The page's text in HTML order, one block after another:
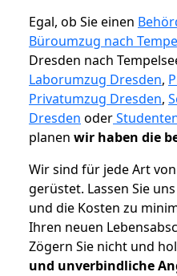
Egal, ob Sie einen
Büroumzug nach
Dresden nach
Laborumzug Dresden,
Privatumzug Dresden,
Dresden oder
planen wir haben die
Wir sind für jede Art
gerüstet. Lassen Sie
und die Kosten zu
Ihren neuen
Zögern Sie nicht und
und unverbindliche